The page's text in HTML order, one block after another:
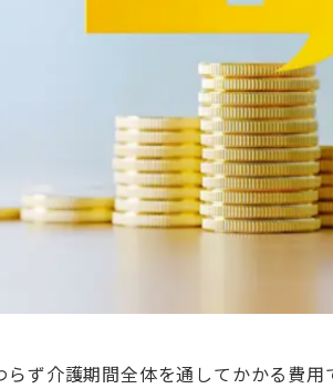
ず介護期間全体を通してかかる費